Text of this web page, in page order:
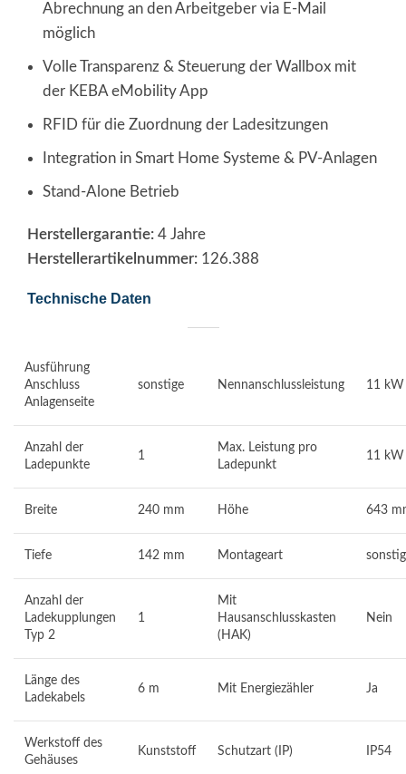
Abrechnung an den Arbeitgeber via E-Mail
möglich
Volle Transparenz & Steuerung der Wallbox mit
der KEBA eMobility App
RFID für die Zuordnung der Ladesitzungen
Integration in Smart Home Systeme & PV-Anlagen
Stand-Alone Betrieb
Herstellergarantie: 4 Jahre
Herstellerartikelnummer: 126.388
Technische Daten
Ausführung
Anschluss
Anlagenseite
sonstige Nennanschlussleistung 11 kW
Anzahl der
Ladepunkte
1
Max. Leistung pro
Ladepunkt
11 kW
Breite 240 mm Höhe 643
Tiefe 142 mm Montageart
Anzahl der
Ladekupplungen
Typ 2
1
Mit
Hausanschlusskasten
(HAK)
Nein
Länge des
Ladekabels
6 m Mit Energiezähler Ja
Werkstoff des
Gehäuses
Kunststoff Schutzart (IP) IP54